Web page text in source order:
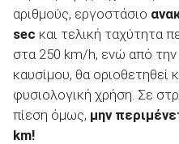
αριθμούς, εργοστάσιο
sec και τελική ταχύτητα
στα 250 km/h, ενώ από
καυσίμου, θα
φυσιολογική χρήση. Σε
πίεση όμως, μην
km!